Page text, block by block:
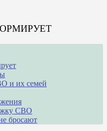
и их семей
СВО
бросают